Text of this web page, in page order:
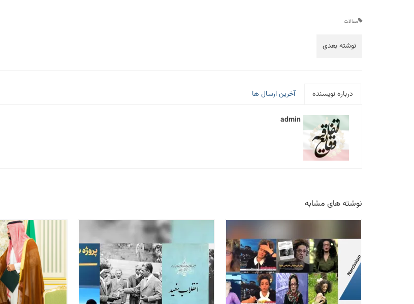
مقالات
نوشته بعدی
درباره نویسنده آخرین ارسال ها
admin
نوشته های مشابه